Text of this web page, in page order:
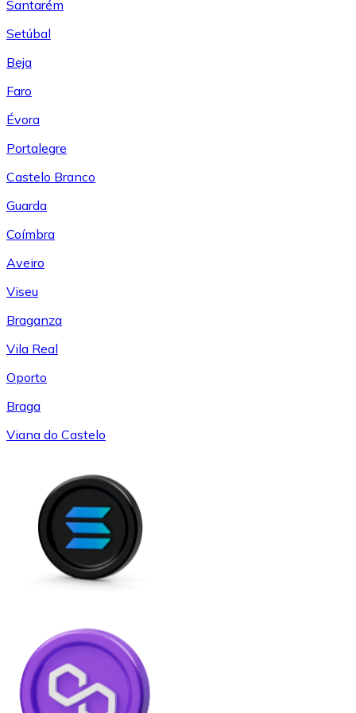
Santarém
Setúbal
Beja
Faro
Évora
Portalegre
Castelo Branco
Guarda
Coímbra
Aveiro
Viseu
Braganza
Vila Real
Oporto
Braga
Viana do Castelo